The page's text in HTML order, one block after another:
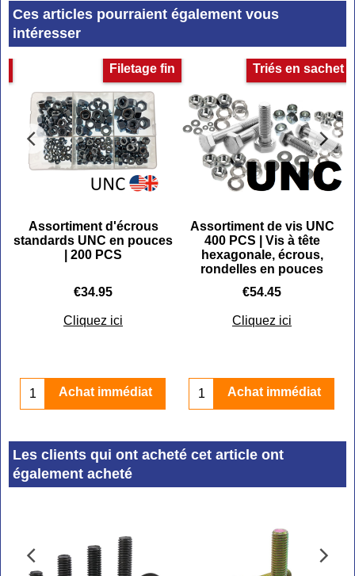
Ces articles pourraient également vous
intéresser
Filetage fin
Assortiment d'écrous
standards UNC en pouces
| 200 PCS
€34.95
Cliquez ici
Achat immédiat
Triés en sachet
Assortiment de vis UNC
400 PCS | Vis à tête
hexagonale, écrous,
rondelles en pouces
€54.45
Cliquez ici
Achat immédiat
Les clients qui ont acheté cet article ont
également acheté